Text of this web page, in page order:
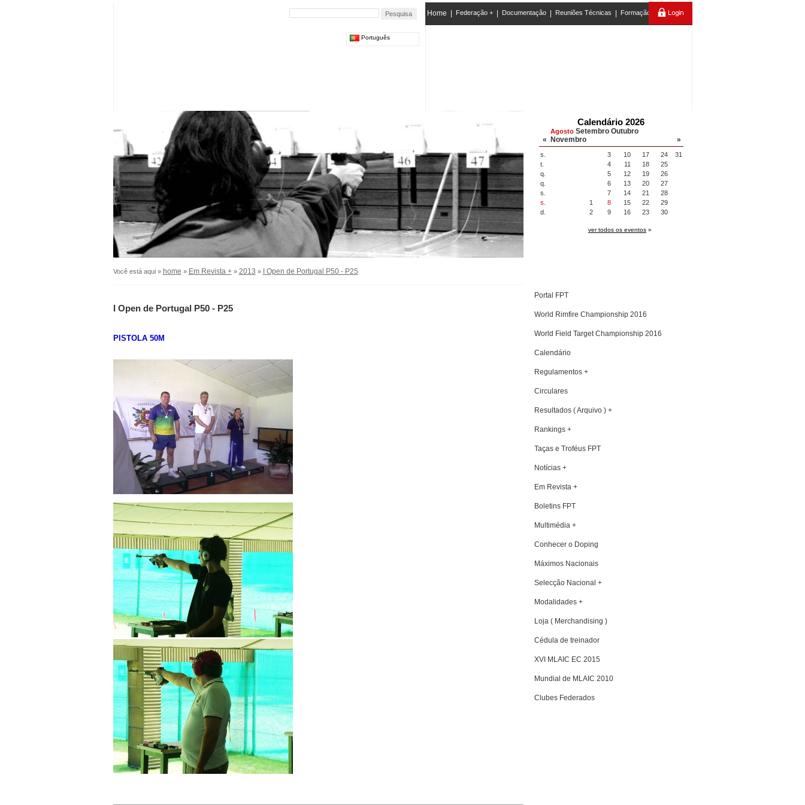
Home Federação + Documentação Reuniões Técnicas Formação
Português
Calendário 2026
«
Agosto Setembro Outubro
Novembro
»
s.
t.
q.
q.
s.
s.
d.
3 10 17 24
31
4
11 18
25
5
12 19
26
6
13 20
27
7
14 21
28
1
8 15 22
29
2
9 16 23 30
ver todos os eventos »
Você está aqui » home » Em Revista +» 2013 » I Open de Portugal P50 - P25
I Open de Portugal P50 - P25
PISTOLA 50M
Portal FPT
World Rimfire Championship 2016
World Field Target Championship 2016
Calendário
Regulamentos +
Circulares
Resultados ( Arquivo ) +
Rankings +
Taças e Troféus FPT
Notícias +
Em Revista +
Boletins FPT
Multimédia +
Conhecer o Doping
Máximos Nacionais
Selecção Nacional +
Modalidades +
Loja ( Merchandising )
Cédula de treinador
XVI MLAIC EC 2015
Mundial de MLAIC 2010
Clubes Federados